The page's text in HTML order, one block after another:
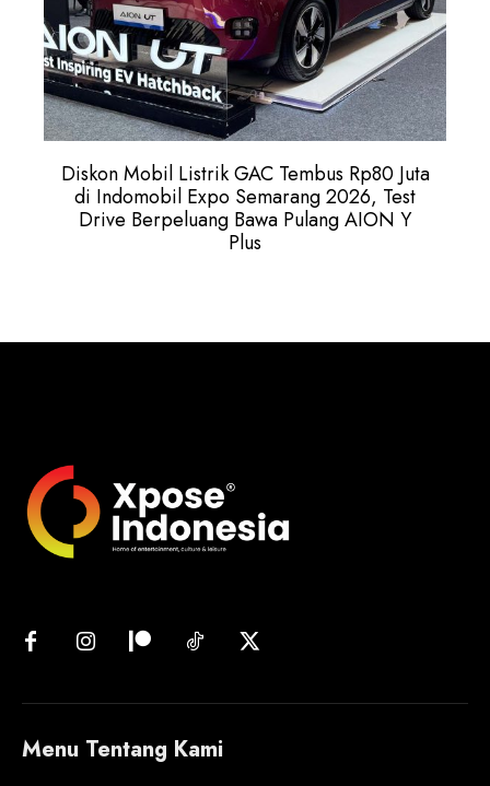
Diskon Mobil Listrik GAC Tembus Rp80 Juta
di Indomobil Expo Semarang 2026, Test
Drive Berpeluang Bawa Pulang AION Y
Plus
Menu Tentang Kami